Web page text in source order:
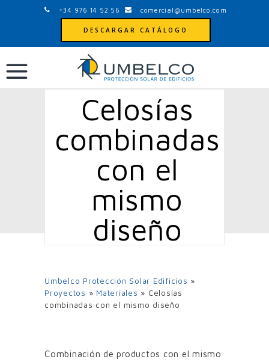
+34 976 14 52 56 comercial@umbelco.com
DESCARGAR CATÁLOGO
Celosías
combinadas
con el
mismo
diseño
Umbelco Protección Solar Edificios »
Proyectos » Materiales » Celosías
combinadas con el mismo diseño
Combinación de productos con el mismo